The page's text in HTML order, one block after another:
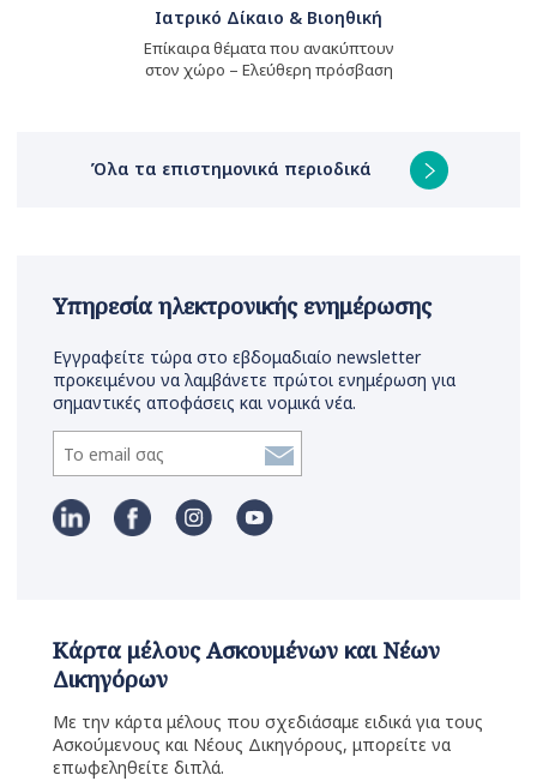
Ιατρικό Δίκαιο & Βιοηθική
Επίκαιρα θέματα που ανακύπτουν
στον χώρο – Ελεύθερη πρόσβαση
Όλα τα επιστημονικά περιοδικά
Υπηρεσία ηλεκτρονικής ενημέρωσης
Εγγραφείτε τώρα στο εβδομαδιαίο newsletter
προκειμένου να λαμβάνετε πρώτοι ενημέρωση για
σημαντικές αποφάσεις και νομικά νέα.
Κάρτα μέλους Ασκουμένων και Νέων
Δικηγόρων
Με την κάρτα μέλους που σχεδιάσαμε ειδικά για τους
Ασκούμενους και Νέους Δικηγόρους, μπορείτε να
επωφεληθείτε διπλά.